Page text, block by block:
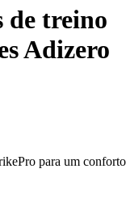
de treino
Adizero
para um conforto